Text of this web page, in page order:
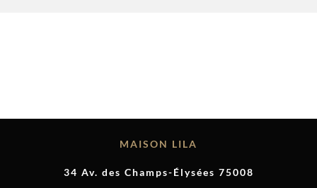
MAISON LILA
34 Av. des Champs-Élysées 75008